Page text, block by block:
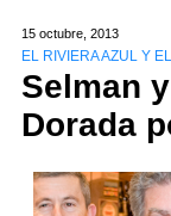
15 octubre, 2013
EL RIVIERA AZUL Y
Selman
Dorada